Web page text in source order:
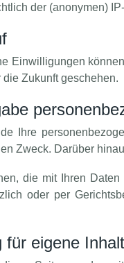
der (anonymen)
Einwilligungen
die Zukunft geschehen.
Ihre
Zweck. Darüber
die mit Ihren
oder per
für eigene